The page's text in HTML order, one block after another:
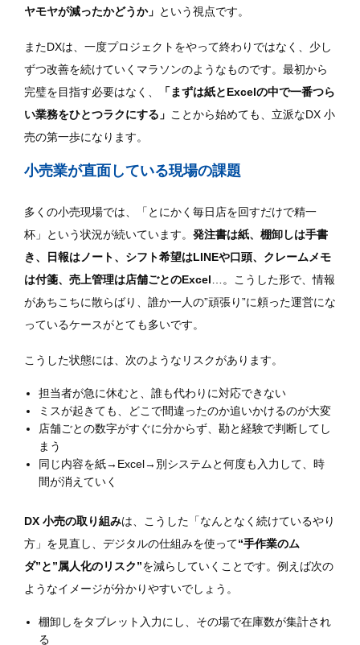
ヤモヤが減ったかどうか」 という視点です。
またDXは、一度プロジェクトをやって終わりではなく、少し
ずつ改善を続けていくマラソンのようなものです。最初から
完璧を目指す必要はなく、
「まずは紙とExcelの中で一番つら
い業務をひとつラクにする」 ことから始めても、立派なDX 小
売の第一歩になります。
小売業が直面している現場の課題
多くの小売現場では、「とにかく毎日店を回すだけで精一
杯」という状況が続いています。 発注書は紙、棚卸しは手書
き、日報はノート、シフト希望はLINEや口頭、クレームメモ
は付箋、売上管理は店舗ごとのExcel …。こうした形で、情報
があちこちに散らばり、誰か一人の”頑張り”に頼った運営にな
っているケースがとても多いです。
こうした状態には、次のようなリスクがあります。
担当者が急に休むと、誰も代わりに対応できない
ミスが起きても、どこで間違ったのか追いかけるのが大変
店舗ごとの数字がすぐに分からず、勘と経験で判断してし
まう
同じ内容を紙→Excel→別システムと何度も入力して、時
間が消えていく
DX 小売の取り組みは、こうした「なんとなく続けているやり
方」を見直し、デジタルの仕組みを使って“手作業のム
ダ”と”属人化のリスク”を減らしていくことです。例えば次の
ようなイメージが分かりやすいでしょう。
棚卸しをタブレット入力にし、その場で在庫数が集計され
る